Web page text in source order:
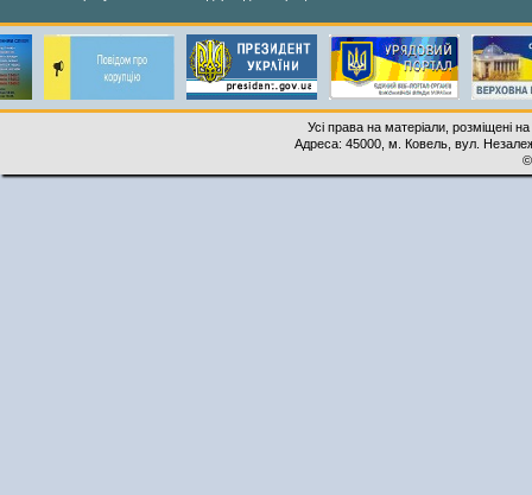
Усі права на матеріали, розміщені
Адреса: 45000, м. Ковель, вул.